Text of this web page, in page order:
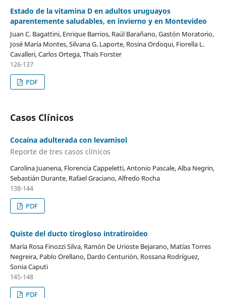
Estado de la vitamina D en adultos uruguayos
aparentemente saludables, en invierno y en Montevideo
Juan C. Bagattini, Enrique Barrios, Raúl Barañano, Gastón Moratorio,
José María Montes, Silvana G. Laporte, Rosina Ordoqui, Fiorella L.
Cavalleri, Carlos Ortega, Thaïs Forster
126-137
PDF
Casos Clínicos
Cocaína adulterada con levamisol
Reporte de tres casos clínicos
Carolina Juanena, Florencia Cappeletti, Antonio Pascale, Alba Negrin,
Sebastián Durante, Rafael Graciano, Alfredo Rocha
138-144
PDF
Quiste del ducto tirogloso intratiroideo
María Rosa Finozzi Silva, Ramón De Urioste Bejarano, Matías Torres
Negreira, Pablo Orellano, Dardo Centurión, Rossana Rodríguez,
Sonia Caputi
145-148
PDF